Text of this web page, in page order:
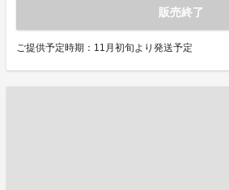
販売終了
ご提供予定時期：11月初旬より発送予定